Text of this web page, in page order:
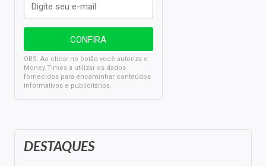
DESTAQUES
OBS: Ao clicar no botão você autoriza o
Money Times a utilizar os dados
fornecidos para encaminhar conteúdos
informativos e publicitários.